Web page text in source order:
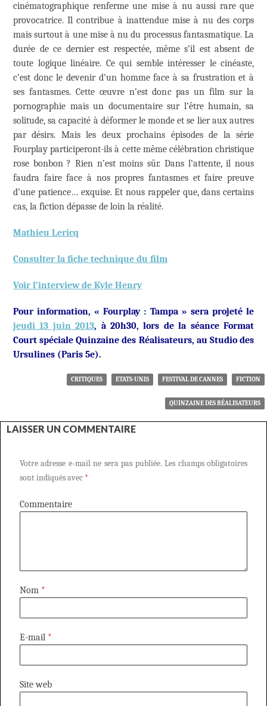
cinématographique renferme une mise à nu aussi rare que
provocatrice. Il contribue à inattendue mise à nu des corps
mais surtout à une mise à nu du processus fantasmatique. La
durée de ce dernier est respectée, même s’il est absent de
toute logique linéaire. Ce qui semble intéresser le cinéaste,
c’est donc le devenir d’un homme face à sa frustration et à
ses fantasmes. Cette œuvre n’est donc pas un film sur la
pornographie mais un documentaire sur l’être humain, sa
solitude, sa capacité à déformer le monde et se lier aux autres
par désirs. Mais les deux prochains épisodes de la série
Fourplay participeront-ils à cette même célébration christique
rose bonbon ? Rien n’est moins sûr. Dans l’attente, il nous
faudra faire face à nos propres fantasmes et faire preuve
d’une patience… exquise. Et nous rappeler que, dans certains
cas, la fiction dépasse de loin la réalité.
Mathieu Lericq
Consulter la fiche technique du film
Voir l’interview de Kyle Henry
Pour information, « Fourplay : Tampa » sera projeté le
jeudi 13 juin 2013, à 20h30, lors de la séance Format
Court spéciale Quinzaine des Réalisateurs, au Studio des
Ursulines (Paris 5e).
CRITIQUES ETATS-UNIS FESTIVAL DE CANNES FICTION
QUINZAINE DES RÉALISATEURS
LAISSER UN COMMENTAIRE
Votre adresse e-mail ne sera pas publiée. Les champs obligatoires
sont indiqués avec *
Commentaire
Nom *
E-mail *
Site web